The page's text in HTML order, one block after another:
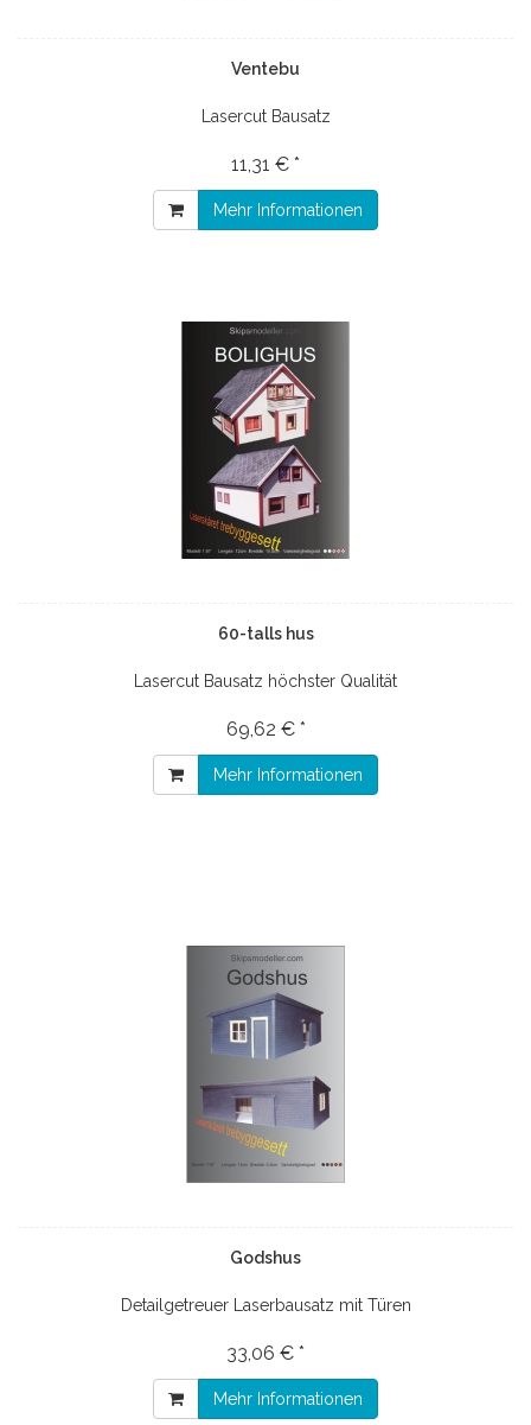
Ventebu
Lasercut Bausatz
11,31 € *
Mehr Informationen
60-talls hus
Lasercut Bausatz höchster Qualität
69,62 € *
Mehr Informationen
Godshus
Detailgetreuer Laserbausatz mit Türen
33,06 € *
Mehr Informationen